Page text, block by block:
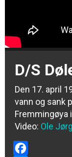
D/S
Den 17. april
vann og sank
Fremmingøya
Video: Ole